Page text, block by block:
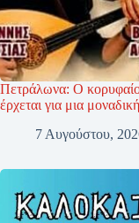
Πετράλωνα: Ο
έρχεται για μια
7 Αυγούστου,